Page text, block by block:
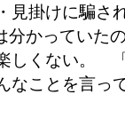
見掛けに騙さ
分かっていた
しくない。
ことを言っ